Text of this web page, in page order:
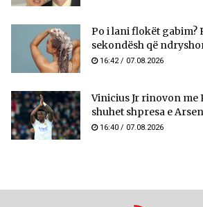
Po i lani flokët gabim?
sekondësh që
16:42 / 07.08.2026
Vinicius Jr rinovon me
shuhet shpresa e
16:40 / 07.08.2026